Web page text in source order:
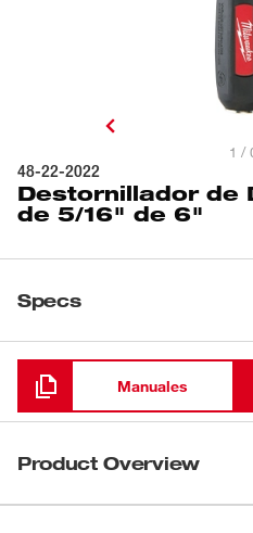
1 /
48-22-2022
Destornillador de
de 5/16" de 6"
Specs
Cargando
Manuales
Product Overview